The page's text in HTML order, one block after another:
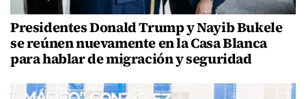
Presidentes Donald Trump y Nayib Bukele
se reúnen nuevamente en la Casa Blanca
para hablar de migración y seguridad